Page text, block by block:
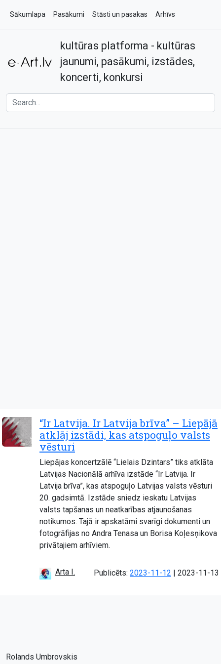
Sākumlapa Pasākumi Stāsti un pasakas Arhīvs
Kontakti
kultūras platforma - kultūras
jaunumi, pasākumi, izstādes,
koncerti, konkursi
“Ir Latvija. Ir Latvija brīva” – Liepājā
atklāj izstādi, kas atspoguļo valsts
vēsturi
Liepājas koncertzālē “Lielais Dzintars” tiks atklāta
Latvijas Nacionālā arhīva izstāde “Ir Latvija. Ir
Latvija brīva”, kas atspoguļo Latvijas valsts vēsturi
20. gadsimtā. Izstāde sniedz ieskatu Latvijas
valsts tapšanas un neatkarības atjaunošanas
notikumos. Tajā ir apskatāmi svarīgi dokumenti un
fotogrāfijas no Andra Tenasa un Borisa Koļesņikova
privātajiem arhīviem.
Arta I. Publicēts: 2023-11-12 Atjaunots:
2023-11-13
Rolands Umbrovskis